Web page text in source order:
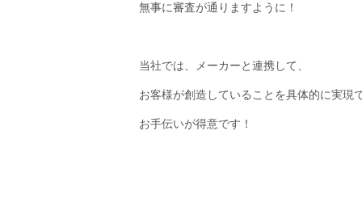
無事に審査が通りますように！
当社では、メーカーと連携して、
お客様が創造していることを具体的に実現
お手伝いが得意です！